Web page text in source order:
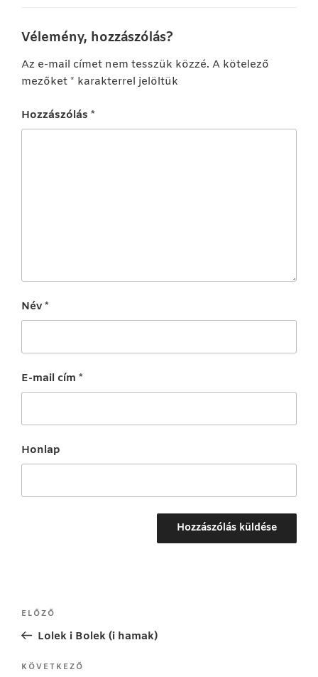
Vélemény, hozzászólás?
Az e-mail címet nem tesszük közzé. A kötelező
mezőket * karakterrel jelöltük
Hozzászólás *
Név*
E-mail cím *
Honlap
Bejegyzés
Korábbi
bejegyzés
ELŐZŐ
Lolek i Bolek (i hamak)
Következő
KÖVETKEZŐ